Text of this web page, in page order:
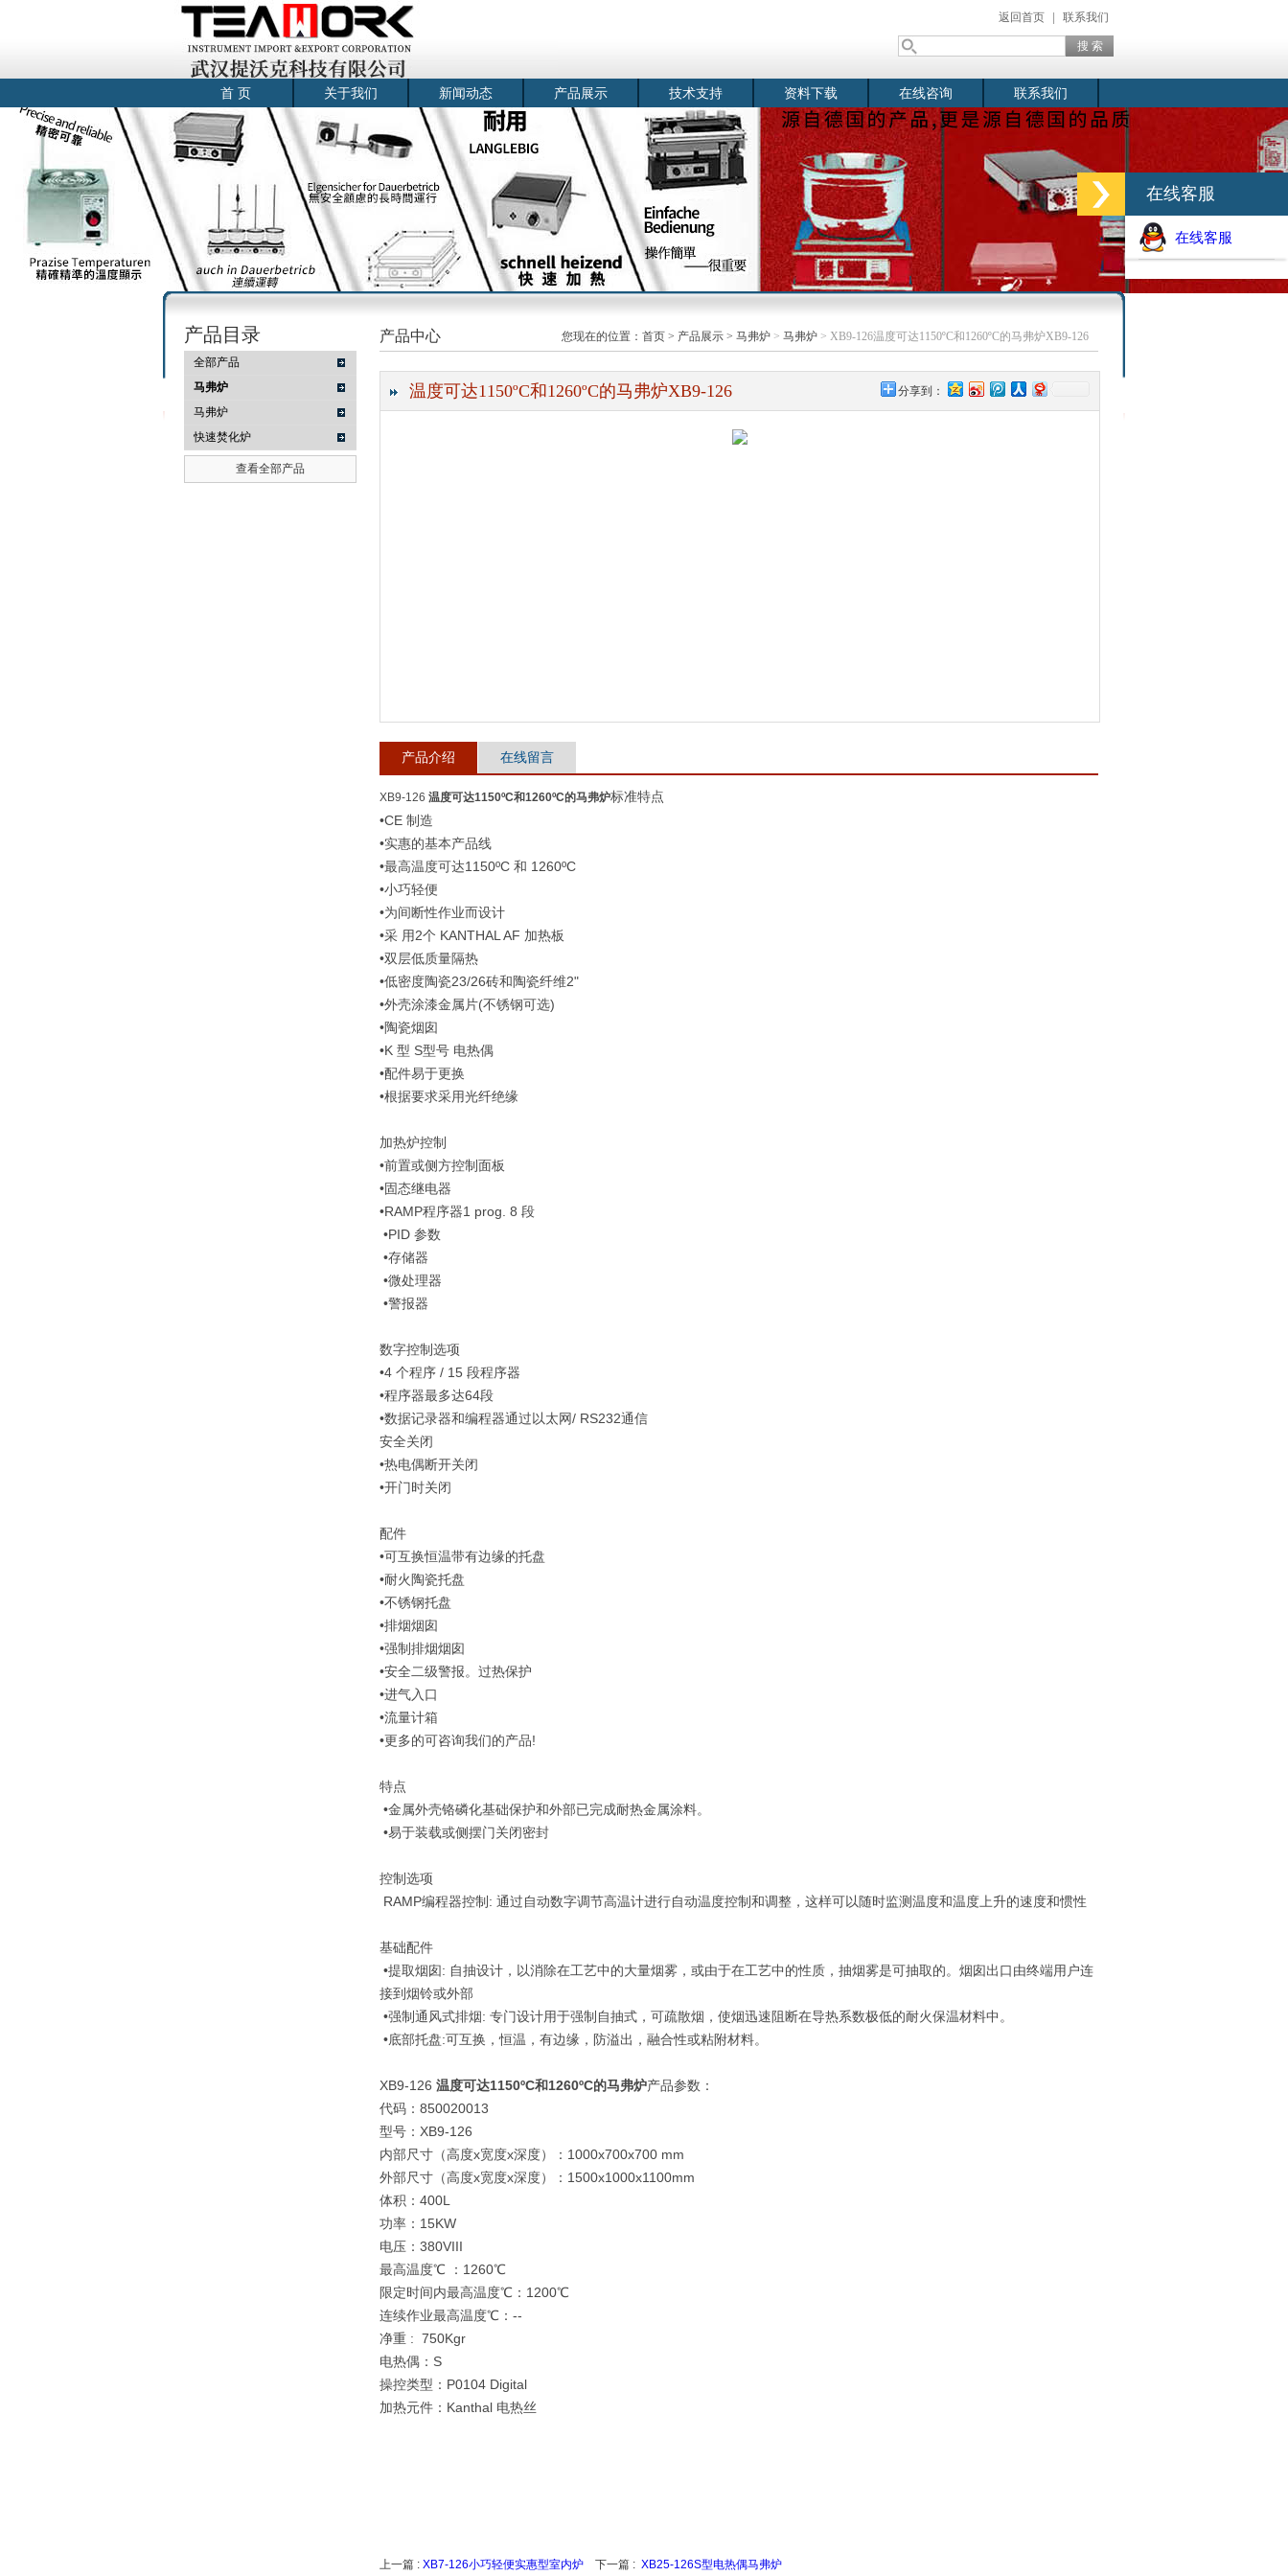
武汉提沃克科技有限公司
返回首页 联系我们
首 页 关于我们 新闻动态 产品展示 技术支持 资料下载 在线咨询 联系我们
产品目录
全部产品
马弗炉
马弗炉
快速焚化炉
查看全部产品
产品中心 您现在的位置： 首页 > 产品展示 > 马弗炉 > 马弗炉 > XB9-126温度可达1150ºC和1260ºC的马弗炉XB9-126
温度可达1150ºC和1260ºC的马弗炉XB9-126 分享到：
产品介绍 在线留言
XB9-126 温度可达1150ºC和1260ºC的马弗炉标准特点
•CE 制造
•实惠的基本产品线
•最高温度可达1150ºC 和 1260ºC
•小巧轻便
•为间断性作业而设计
•采 用2个 KANTHAL AF 加热板
•双层低质量隔热
•低密度陶瓷23/26砖和陶瓷纤维2"
•外壳涂漆金属片(不锈钢可选)
•陶瓷烟囱
•K 型 S型号 电热偶
•配件易于更换
•根据要求采用光纤绝缘
加热炉控制
•前置或侧方控制面板
•固态继电器
•RAMP程序器1 prog. 8 段
•PID 参数
•存储器
•微处理器
•警报器
数字控制选项
•4 个程序 / 15 段程序器
•程序器最多达64段
•数据记录器和编程器通过以太网/ RS232通信
安全关闭
•热电偶断开关闭
•开门时关闭
配件
•可互换恒温带有边缘的托盘
•耐火陶瓷托盘
•不锈钢托盘
•排烟烟囱
•强制排烟烟囱
•安全二级警报。过热保护
•进气入口
•流量计箱
•更多的可咨询我们的产品!
特点
•金属外壳铬磷化基础保护和外部已完成耐热金属涂料。
•易于装载或侧摆门关闭密封
控制选项
RAMP编程器控制: 通过自动数字调节高温计进行自动温度控制和调整，这样可以随时监测温度和温度上升的速度和惯性
基础配件
•提取烟囱: 自抽设计，以消除在工艺中的大量烟雾，或由于在工艺中的性质，抽烟雾是可抽取的。烟囱出口由终端用户连
接到烟铃或外部
•强制通风式排烟: 专门设计用于强制自抽式，可疏散烟，使烟迅速阻断在导热系数极低的耐火保温材料中。
•底部托盘:可互换，恒温，有边缘，防溢出，融合性或粘附材料。
XB9-126 温度可达1150ºC和1260ºC的马弗炉产品参数：
代码：850020013
型号：XB9-126
内部尺寸（高度x宽度x深度）：1000x700x700 mm
外部尺寸（高度x宽度x深度）：1500x1000x1100mm
体积：400L
功率：15KW
电压：380VIII
最高温度℃ ：1260℃
限定时间内最高温度℃：1200℃
连续作业最高温度℃：--
净重 : 750Kgr
电热偶：S
操控类型：P0104 Digital
加热元件：Kanthal 电热丝
上一篇 : XB7-126小巧轻便实惠型室内炉 下一篇 : XB25-126S型电热偶马弗炉
在线客服
在线客服